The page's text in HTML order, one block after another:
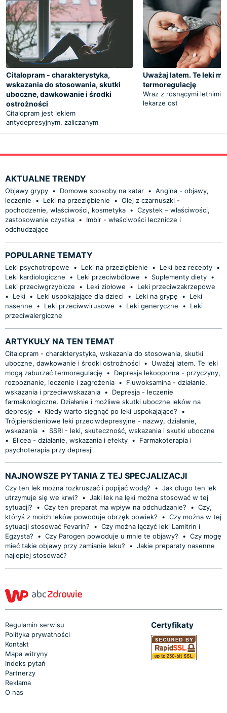
Citalopram - charakterystyka,
wskazania do stosowania, skutki
uboczne, dawkowanie i środki
ostrożności
Citalopram jest lekiem
antydepresyjnym, zaliczanym
Uważaj latem. Te leki
termoregulację
Wraz z rosnącymi letnimi
lekarze ost
AKTUALNE TRENDY
Objawy grypy • Domowe sposoby na katar • Angina - objawy,
leczenie
• Leki na przeziębienie • Olej z czarnuszki -
pochodzenie, właściwości, kosmetyka • Czystek – właściwości,
zastosowanie czystka •
Imbir - właściwości lecznicze i
odchudzające
POPULARNE TEMATY
Leki psychotropowe • Leki na przeziębienie • Leki bez recepty •
Leki kardiologiczne
• Leki przeciwbólowe • Suplementy diety •
Leki przeciwgrzybicze
• Leki ziołowe •
Leki przeciwzakrzepowe
•
Leki • Leki uspokajające dla dzieci • Leki na grypę •
Leki
nasenne
• Leki przeciwwirusowe • Leki generyczne •
Leki
przeciwalergiczne
ARTYKUŁY NA TEN TEMAT
Citalopram - charakterystyka, wskazania do stosowania, skutki
uboczne, dawkowanie i środki ostrożności •
Uważaj latem. Te leki
mogą zaburzać termoregulację
•
Depresja lekooporna - przyczyny,
rozpoznanie, leczenie i zagrożenia •
Fluwoksamina - działanie,
wskazania i przeciwwskazania •
Depresja - leczenie
farmakologiczne. Działanie i możliwe skutki uboczne leków na
depresję
• Kiedy warto sięgnąć po leki uspokajające?
•
Trójpierścieniowe leki przeciwdepresyjne - nazwy, działanie,
wskazania •
SSRI - leki, skuteczność, wskazania i skutki uboczne
•
Elicea - działanie, wskazania i efekty •
Farmakoterapia i
psychoterapia przy depresji
NAJNOWSZE PYTANIA Z TEJ SPECJALIZACJI
Czy ten lek można rozkruszać i popijać wodą? • Jak długo ten lek
utrzymuje się we krwi?
• Jaki lek na lęki można stosować w tej
sytuacji?
• Czy ten preparat ma wpływ na odchudzanie? • Czy,
któryś z moich leków powoduje obrzęk powiek?
• Czy można w tej
sytuacji stosować Fevarin?
• Czy można łączyć leki Lamitrin i
Egzysta?
• Czy Parogen powoduje u mnie te objawy? • Czy mogę
mieć takie objawy przy zamianie leku?
• Jakie preparaty nasenne
najlepiej stosować?
Regulamin serwisu
Polityka prywatności
Kontakt
Mapa witryny
Indeks pytań
Partnerzy
Reklama
O nas
Certyfikaty